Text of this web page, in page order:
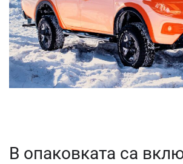
В опаковката са